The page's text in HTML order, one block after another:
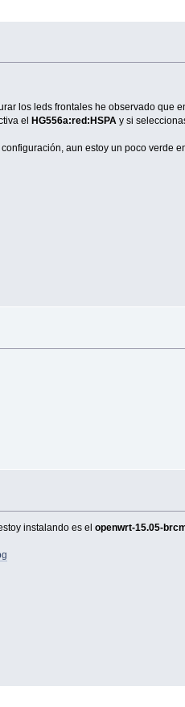
los leds frontales he observado
elHG556a:red:HSPAy si
aun estoy un poco verde
instalando es elopenwrt-15.05-